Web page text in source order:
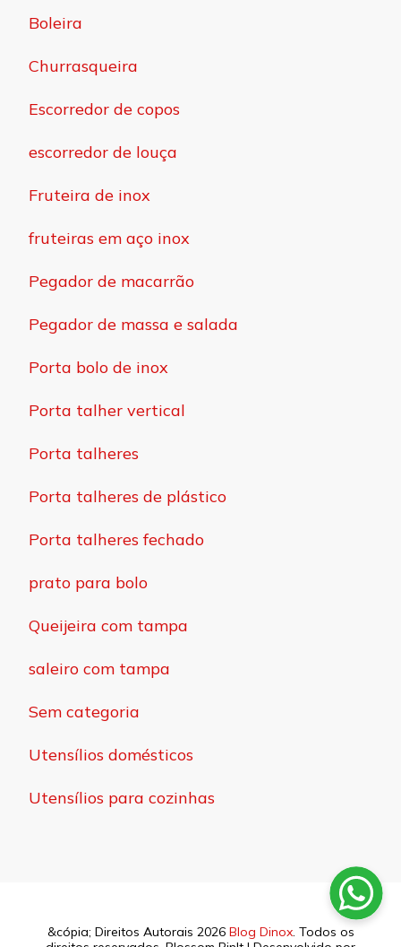
Boleira
Churrasqueira
Escorredor de copos
escorredor de louça
Fruteira de inox
fruteiras em aço inox
Pegador de macarrão
Pegador de massa e salada
Porta bolo de inox
Porta talher vertical
Porta talheres
Porta talheres de plástico
Porta talheres fechado
prato para bolo
Queijeira com tampa
saleiro com tampa
Sem categoria
Utensílios domésticos
Utensílios para cozinhas
&cópia; Direitos Autorais 2026 Blog Dinox. Todos os